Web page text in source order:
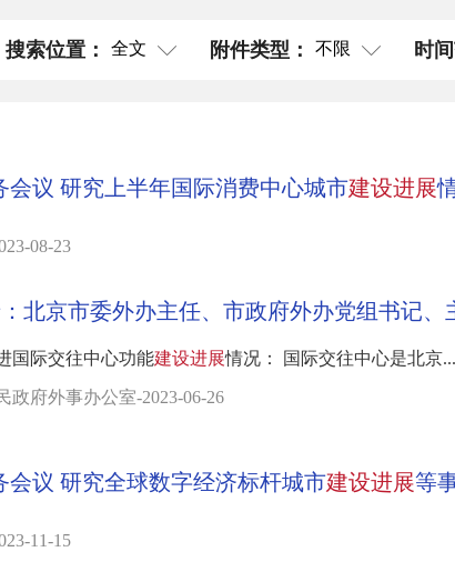
搜索位置： 全文 附件类型： 不限 时
会议 研究上半年国际消费中心城市建设进展
08-23
国际交往中心功能建设进展情况： 国际交往中心是北京...
政府外事办公室-2023-06-26
会议 研究全球数字经济标杆城市建设进展等
11-15